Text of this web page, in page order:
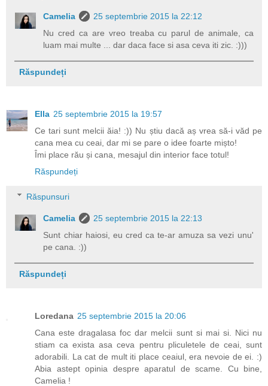
Camelia
25 septembrie 2015 la 22:12
Nu cred ca are vreo treaba cu parul de animale, ca
luam mai multe ... dar daca face si asa ceva iti zic. :)))
Răspundeți
Ella 25 septembrie 2015 la 19:57
Ce tari sunt melcii ăia! :)) Nu știu dacă aș vrea să-i văd pe
cana mea cu ceai, dar mi se pare o idee foarte mișto!
Îmi place rău și cana, mesajul din interior face totul!
Răspundeți
Răspunsuri
Camelia
25 septembrie 2015 la 22:13
Sunt chiar haiosi, eu cred ca te-ar amuza sa vezi unu'
pe cana. :))
Răspundeți
Loredana 25 septembrie 2015 la 20:06
Cana este dragalasa foc dar melcii sunt si mai si. Nici nu
stiam ca exista asa ceva pentru pliculetele de ceai, sunt
adorabili. La cat de mult iti place ceaiul, era nevoie de ei. :)
Abia astept opinia despre aparatul de scame. Cu bine,
Camelia !